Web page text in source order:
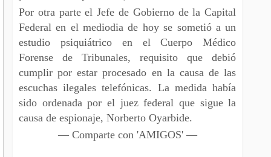
Por otra parte el Jefe de Gobierno de la Capital
Federal en el mediodia de hoy se sometió a un
estudio psiquiátrico en el Cuerpo Médico
Forense de Tribunales, requisito que debió
cumplir por estar procesado en la causa de las
escuchas ilegales telefónicas. La medida había
sido ordenada por el juez federal que sigue la
causa de espionaje, Norberto Oyarbide.
— Comparte con 'AMIGOS' —